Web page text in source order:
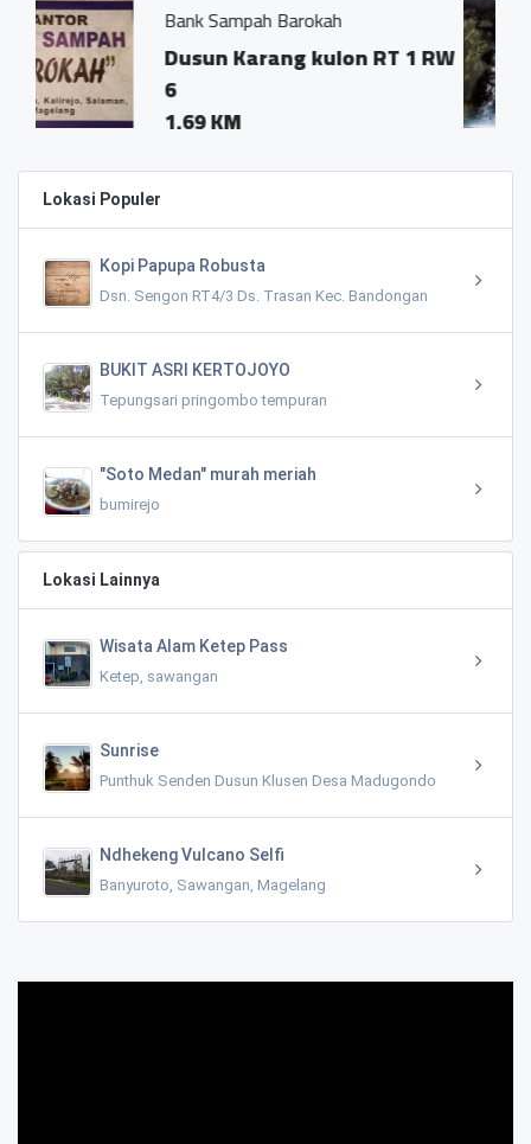
Barokah
Karang kulon RT 1 RW
Mata Air
Salaman
1.12 KM
Lokasi Populer
Kopi Papupa Robusta
Dsn. Sengon RT4/3 Ds. Trasan Kec. Bandongan
BUKIT ASRI KERTOJOYO
Tepungsari pringombo tempuran
"Soto Medan" murah meriah
bumirejo
Lokasi Lainnya
Wisata Alam Ketep Pass
Ketep, sawangan
Sunrise
Punthuk Senden Dusun Klusen Desa Madugondo
Ndhekeng Vulcano Selfi
Banyuroto, Sawangan, Magelang